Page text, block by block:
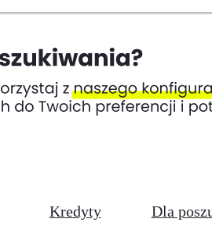
Kredyty Dla